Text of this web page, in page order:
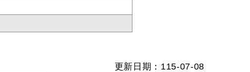
更新日期：115-07-08